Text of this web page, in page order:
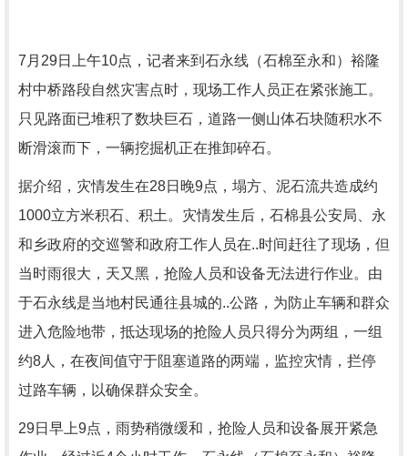
7月29日上午10点，记者来到石永线（石棉至永和）裕隆
村中桥路段自然灾害点时，现场工作人员正在紧张施工。
只见路面已堆积了数块巨石，道路一侧山体石块随积水不
断滑滚而下，一辆挖掘机正在推卸碎石。
据介绍，灾情发生在28日晚9点，塌方、泥石流共造成约
1000立方米积石、积土。灾情发生后，石棉县公安局、永
和乡政府的交巡警和政府工作人员在..时间赶往了现场，但
当时雨很大，天又黑，抢险人员和设备无法进行作业。由
于石永线是当地村民通往县城的..公路，为防止车辆和群众
进入危险地带，抵达现场的抢险人员只得分为两组，一组
约8人，在夜间值守于阻塞道路的两端，监控灾情，拦停
过路车辆，以确保群众安全。
29日早上9点，雨势稍微缓和，抢险人员和设备展开紧急